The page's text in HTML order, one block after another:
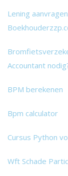
Lening aanvragen
Accountant
BPM berekenen
Bpm calculator
Cursus Python
Wft Schade